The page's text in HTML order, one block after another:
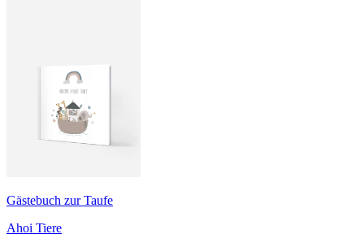
Gästebuch zur Taufe
Ahoi Tiere